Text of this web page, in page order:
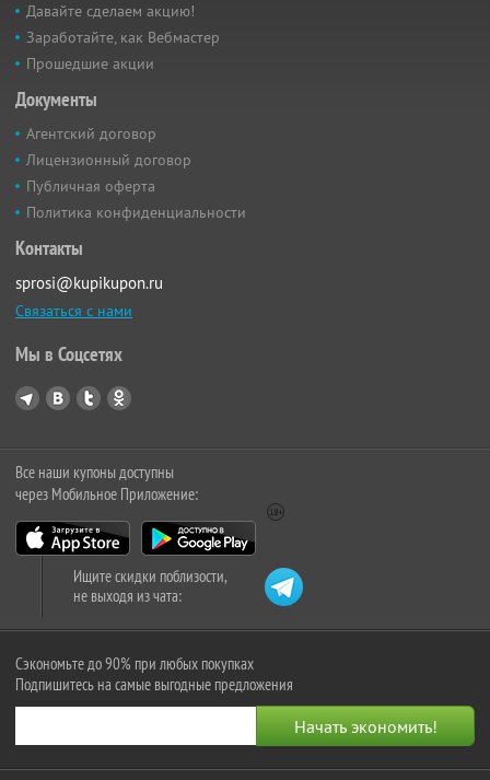
Давайте сделаем акцию!
Заработайте, как Вебмастер
Прошедшие акции
Документы
Агентский договор
Лицензионный договор
Публичная оферта
Политика конфиденциальности
Контакты
sprosi@kupikupon.ru
Связаться с нами
Мы в Соцсетях
Все наши купоны доступны
через Мобильное Приложение:
Ищите скидки поблизости,
не выходя из чата:
Сэкономьте до 90% при любых покупках
Подпишитесь на самые выгодные предложения